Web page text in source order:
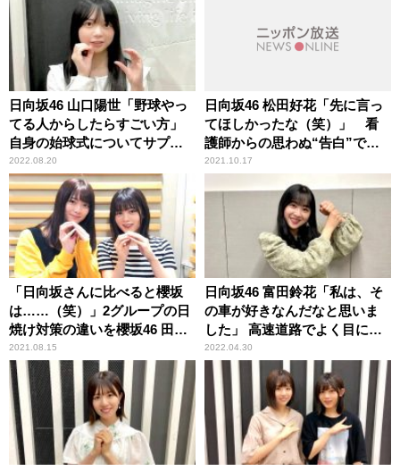
日向坂46 山口陽世「野球やっ
てる人からしたらすごい方」
自身の始球式についてサプラ
イズメッセージを寄せてくれ
た元選手へ感謝
2022.08.20
日向坂46 松田好花「先に言っ
てほしかったな（笑）」 看
護師からの思わぬ“告白”で頭
が真っ白になった顛末を明か
2021.10.17
「日向坂さんに比べると櫻坂
は……（笑）」2グループの日
焼け対策の違いを櫻坂46 田村
保乃＆尾関梨香が振り返る
2021.08.15
日向坂46 富田鈴花「私は、そ
の車が好きなんだなと思いま
した」 高速道路でよく目につ
く車種を明かす
2022.04.30